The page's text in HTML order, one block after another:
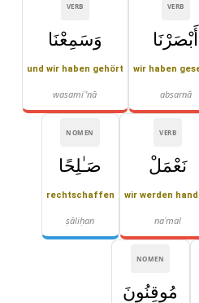
VERB
أَبْصَرْنَا
wir haben
abṣarnā
VERB
وَسَمِعْنَا
und wir haben gehört
wasamiʿ'nā
VERB
نَعْمَلْ
wir werden
naʿmal
NOMEN
صَـٰلِحًا
rechtschaffen
ṣāliḥan
NOMEN
مُوقِنُونَ